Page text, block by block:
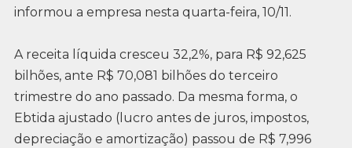
informou a empresa nesta quarta-feira, 10/11.
A receita líquida cresceu 32,2%, para R$ 92,625
bilhões, ante R$ 70,081 bilhões do terceiro
trimestre do ano passado. Da mesma forma, o
Ebtida ajustado (lucro antes de juros, impostos,
depreciação e amortização) passou de R$ 7,996